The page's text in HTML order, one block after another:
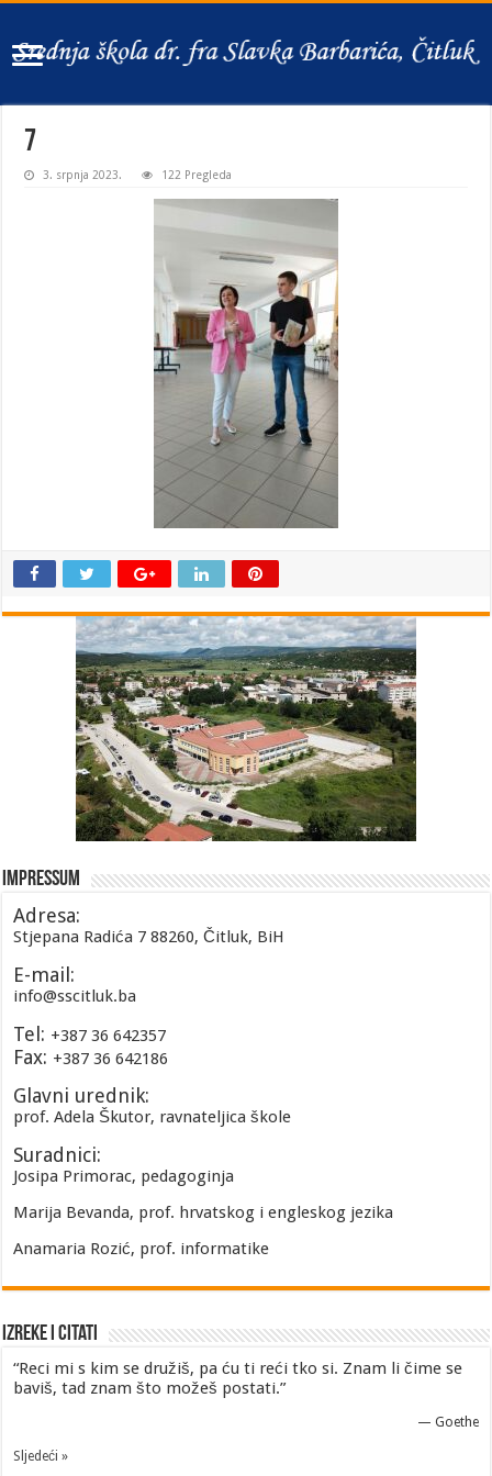
7
3. srpnja 2023. 122 Pregleda
Impressum
Adresa:
Stjepana Radića 7 88260, Čitluk, BiH
E-mail:
info@sscitluk.ba
Tel: +387 36 642357
Fax: +387 36 642186
Glavni urednik:
prof. Adela Škutor, ravnateljica škole
Suradnici:
Josipa Primorac, pedagoginja
Marija Bevanda, prof. hrvatskog i engleskog jezika
Anamaria Rozić, prof. informatike
Izreke i Citati
“Reci mi s kim se družiš, pa ću ti reći tko si. Znam li čime se
baviš, tad znam što možeš postati.”
— Goethe
Sljedeći »